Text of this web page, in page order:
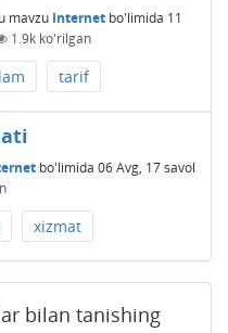
mavzu Internetbo'limida 11
1.9kko'rilgan
tarif
bo'limida 06 Avg, 17 savol
xizmat
bilan tanishing